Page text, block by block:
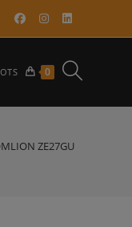
0 TOGGLE
WEBSITE
ZE27GU